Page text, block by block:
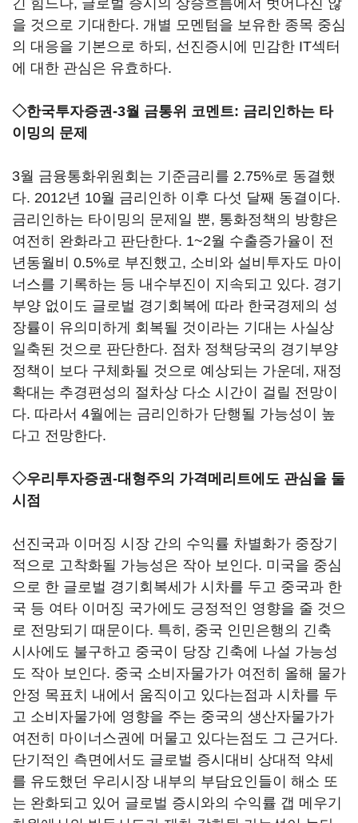
긴 힘드나, 글로벌 증시의 상승흐름에서 벗어나진 않
을 것으로 기대한다. 개별 모멘텀을 보유한 종목 중심
의 대응을 기본으로 하되, 선진증시에 민감한 IT섹터
에 대한 관심은 유효하다.
◇한국투자증권-3월 금통위 코멘트: 금리인하는 타
이밍의 문제
3월 금융통화위원회는 기준금리를 2.75%로 동결했
다. 2012년 10월 금리인하 이후 다섯 달째 동결이다.
금리인하는 타이밍의 문제일 뿐, 통화정책의 방향은
여전히 완화라고 판단한다. 1~2월 수출증가율이 전
년동월비 0.5%로 부진했고, 소비와 설비투자도 마이
너스를 기록하는 등 내수부진이 지속되고 있다. 경기
부양 없이도 글로벌 경기회복에 따라 한국경제의 성
장률이 유의미하게 회복될 것이라는 기대는 사실상
일축된 것으로 판단한다. 점차 정책당국의 경기부양
정책이 보다 구체화될 것으로 예상되는 가운데, 재정
확대는 추경편성의 절차상 다소 시간이 걸릴 전망이
다. 따라서 4월에는 금리인하가 단행될 가능성이 높
다고 전망한다.
◇우리투자증권-대형주의 가격메리트에도 관심을 둘
시점
선진국과 이머징 시장 간의 수익률 차별화가 중장기
적으로 고착화될 가능성은 작아 보인다. 미국을 중심
으로 한 글로벌 경기회복세가 시차를 두고 중국과 한
국 등 여타 이머징 국가에도 긍정적인 영향을 줄 것으
로 전망되기 때문이다. 특히, 중국 인민은행의 긴축
시사에도 불구하고 중국이 당장 긴축에 나설 가능성
도 작아 보인다. 중국 소비자물가가 여전히 올해 물가
안정 목표치 내에서 움직이고 있다는점과 시차를 두
고 소비자물가에 영향을 주는 중국의 생산자물가가
여전히 마이너스권에 머물고 있다는점도 그 근거다.
단기적인 측면에서도 글로벌 증시대비 상대적 약세
를 유도했던 우리시장 내부의 부담요인들이 해소 또
는 완화되고 있어 글로벌 증시와의 수익률 갭 메우기